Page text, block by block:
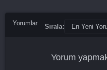
Darker than Black: Kuro
Darker than Black:
Yorumlar Sırala:
Yorum